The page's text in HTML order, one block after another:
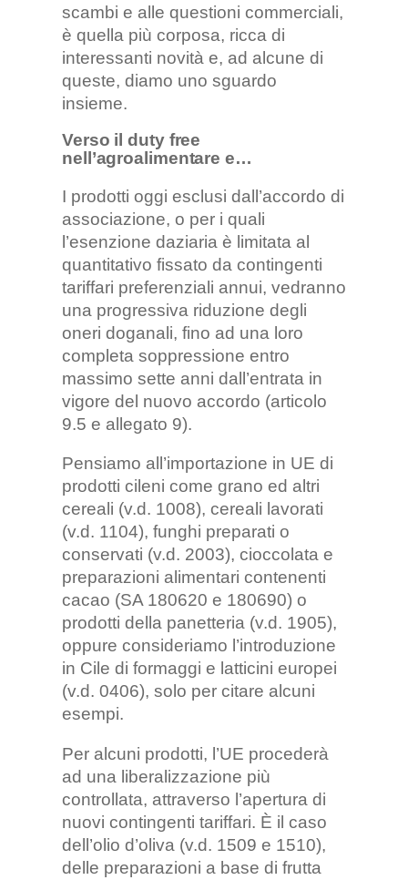
scambi e alle questioni commerciali,
è quella più corposa, ricca di
interessanti novità e, ad alcune di
queste, diamo uno sguardo
insieme.
Verso il duty free
nell’agroalimentare e…
I prodotti oggi esclusi dall’accordo di
associazione, o per i quali
l’esenzione daziaria è limitata al
quantitativo fissato da contingenti
tariffari preferenziali annui, vedranno
una progressiva riduzione degli
oneri doganali, fino ad una loro
completa soppressione entro
massimo sette anni dall’entrata in
vigore del nuovo accordo (articolo
9.5 e allegato 9).
Pensiamo all’importazione in UE di
prodotti cileni come grano ed altri
cereali (v.d. 1008), cereali lavorati
(v.d. 1104), funghi preparati o
conservati (v.d. 2003), cioccolata e
preparazioni alimentari contenenti
cacao (SA 180620 e 180690) o
prodotti della panetteria (v.d. 1905),
oppure consideriamo l’introduzione
in Cile di formaggi e latticini europei
(v.d. 0406), solo per citare alcuni
esempi.
Per alcuni prodotti, l’UE procederà
ad una liberalizzazione più
controllata, attraverso l’apertura di
nuovi contingenti tariffari. È il caso
dell’olio d’oliva (v.d. 1509 e 1510),
delle preparazioni a base di frutta